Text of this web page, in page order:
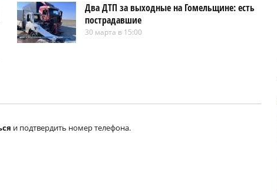
Два ДТП за выходные на Гомельщине: есть
пострадавшие
30 марта в 15:00
и подтвердить номер телефона.